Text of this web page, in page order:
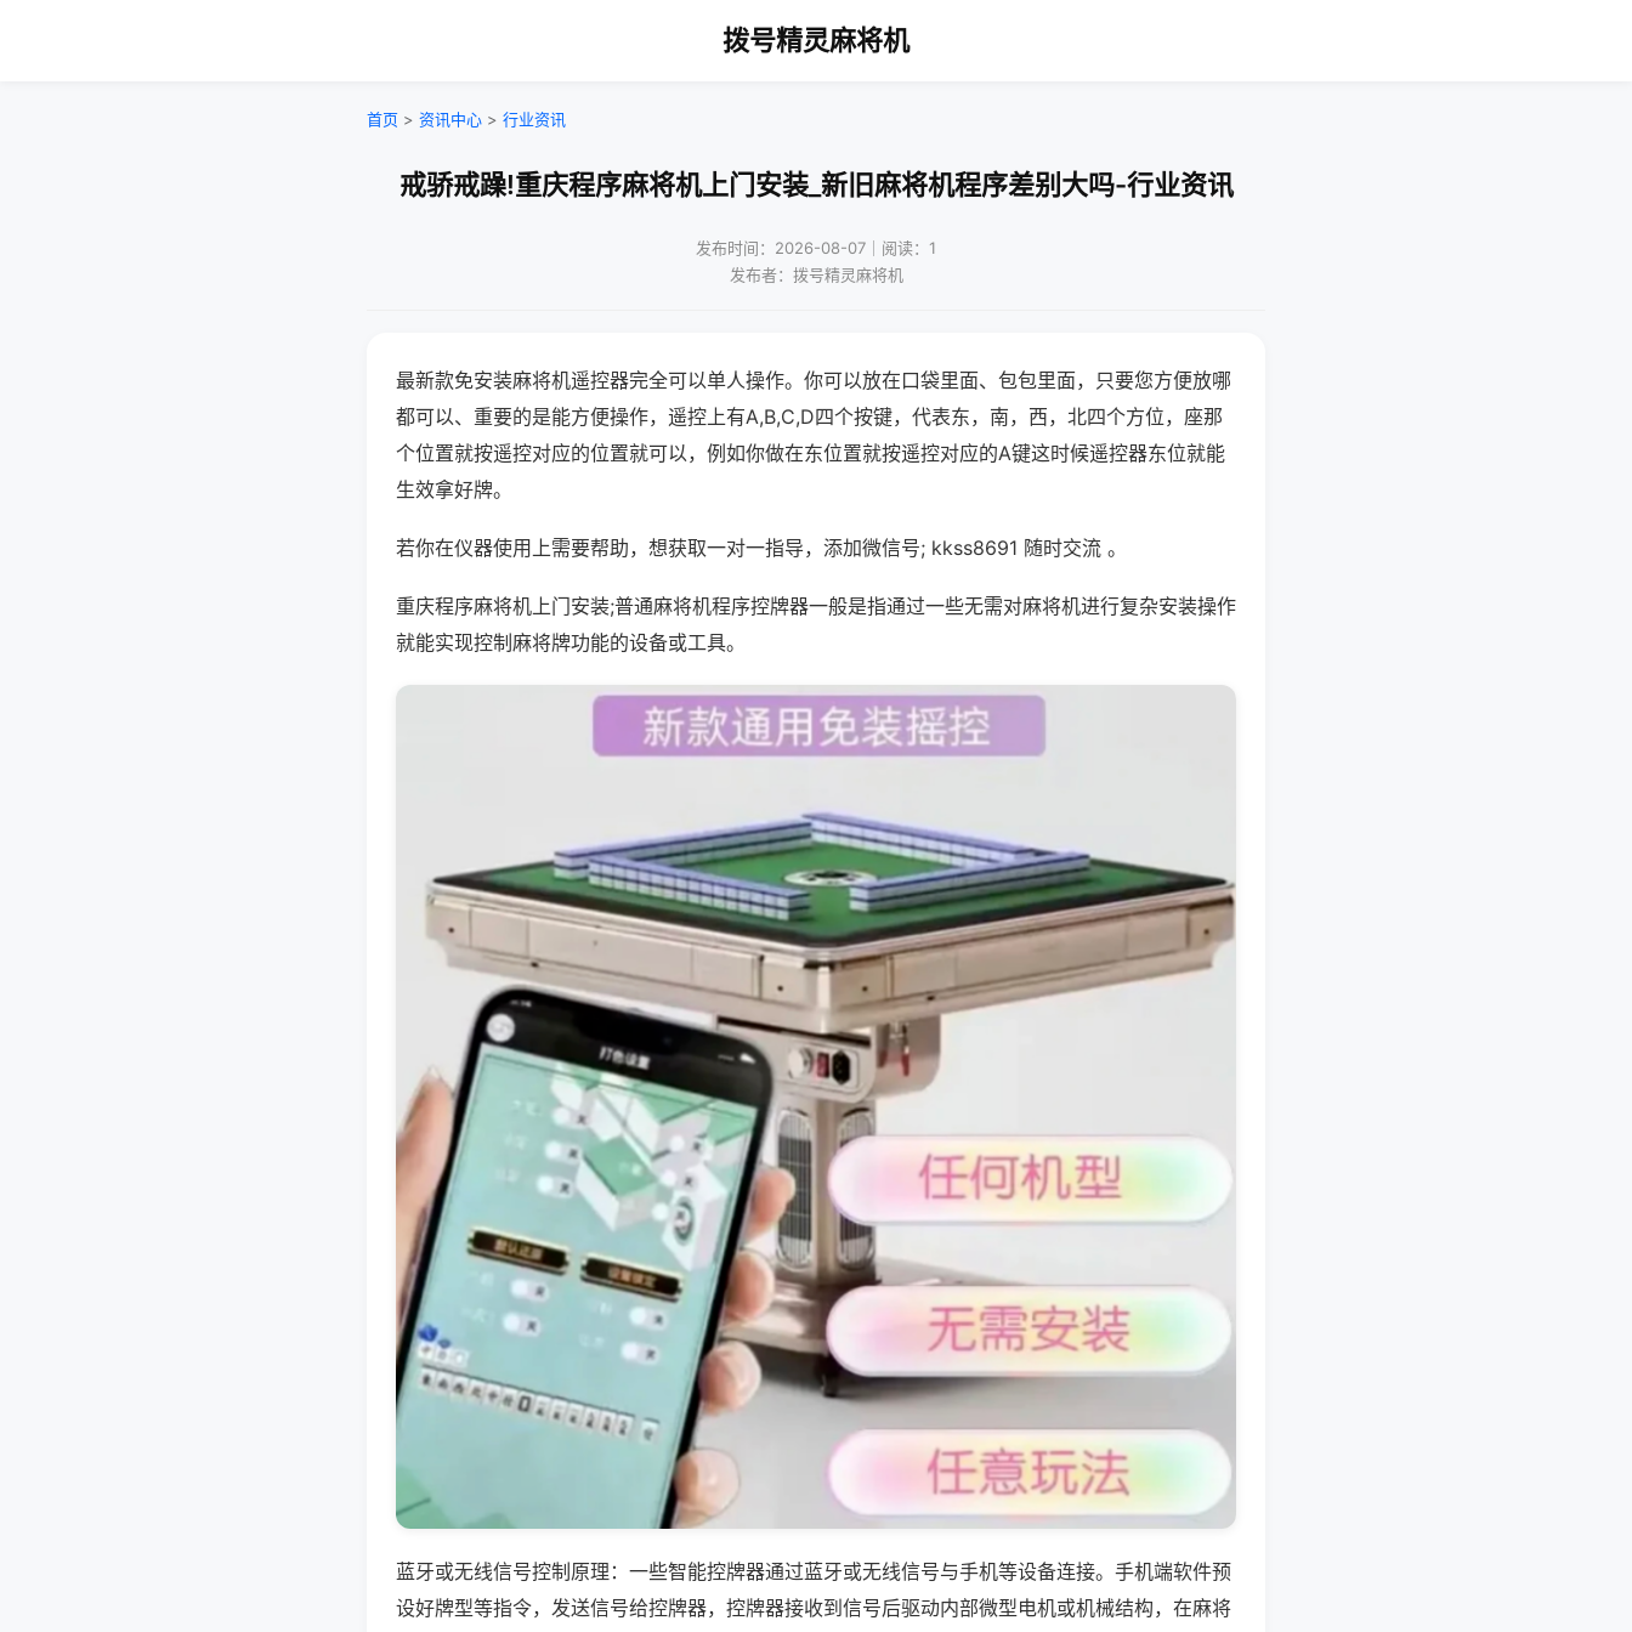
拨号精灵麻将机
首页 > 资讯中心 > 行业资讯
戒骄戒躁!重庆程序麻将机上门安装_新旧麻将机程序差别大吗-行业资讯
发布时间：2026-08-07｜阅读：1
发布者：拨号精灵麻将机
最新款免安装麻将机遥控器完全可以单人操作。你可以放在口袋里面、包包里面，只要您方便放哪
都可以、重要的是能方便操作，遥控上有A,B,C,D四个按键，代表东，南，西，北四个方位，座那
个位置就按遥控对应的位置就可以，例如你做在东位置就按遥控对应的A键这时候遥控器东位就能
生效拿好牌。
若你在仪器使用上需要帮助，想获取一对一指导，添加微信号; kkss8691 随时交流 。
重庆程序麻将机上门安装;普通麻将机程序控牌器一般是指通过一些无需对麻将机进行复杂安装操作
就能实现控制麻将牌功能的设备或工具。
蓝牙或无线信号控制原理：一些智能控牌器通过蓝牙或无线信号与手机等设备连接。手机端软件预
设好牌型等指令，发送信号给控牌器，控牌器接收到信号后驱动内部微型电机或机械结构，在麻将